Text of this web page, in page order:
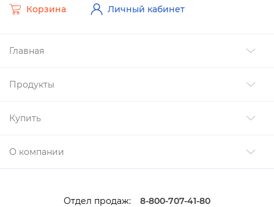
Главная
Продукты
Купить
О компании
Корзина Личный кабинет
Отдел продаж:
8-800-707-41-80